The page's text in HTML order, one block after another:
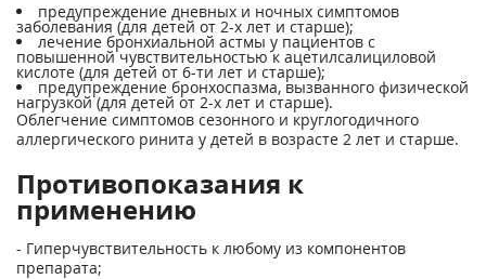
предупреждение дневных и ночных симптомов
заболевания (для детей от 2-х лет и старше);
лечение бронхиальной астмы у пациентов с
повышенной чувствительностью к ацетилсалициловой
кислоте (для детей от 6-ти лет и старше);
предупреждение бронхоспазма, вызванного физической
нагрузкой (для детей от 2-х лет и старше).
Облегчение симптомов сезонного и круглогодичного
аллергического ринита у детей в возрасте 2 лет и старше.
Противопоказания к
применению
- Гиперчувствительность к любому из компонентов
препарата;